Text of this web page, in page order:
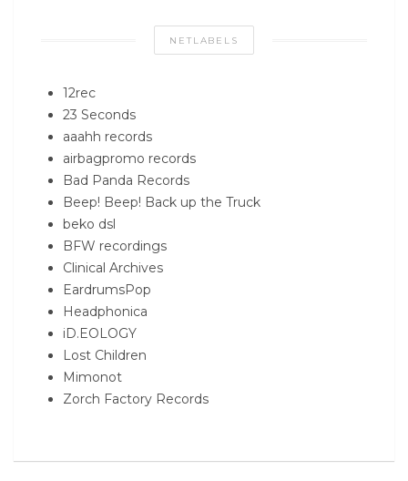
NETLABELS
12rec
23 Seconds
aaahh records
airbagpromo records
Bad Panda Records
Beep! Beep! Back up the Truck
beko dsl
BFW recordings
Clinical Archives
EardrumsPop
Headphonica
iD.EOLOGY
Lost Children
Mimonot
Zorch Factory Records